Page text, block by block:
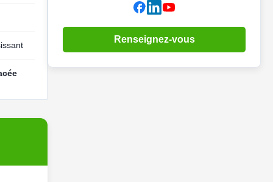
Renseignez-vous